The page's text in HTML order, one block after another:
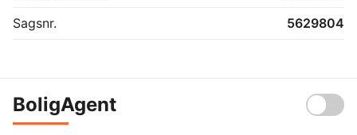
Sagsnr.
5629804
BoligAgent